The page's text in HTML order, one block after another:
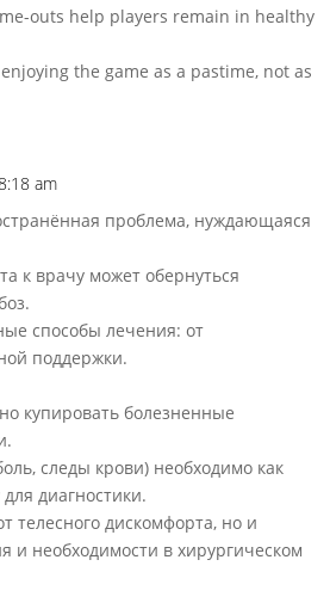
outs help players remain in healthy
the game as a pastime, not as
am
проблема, нуждающаяся
к врачу может обернуться
способы лечения: от
поддержки.
купировать болезненные
следы крови) необходимо как
диагностики.
телесного дискомфорта, но и
и необходимости в хирургическом